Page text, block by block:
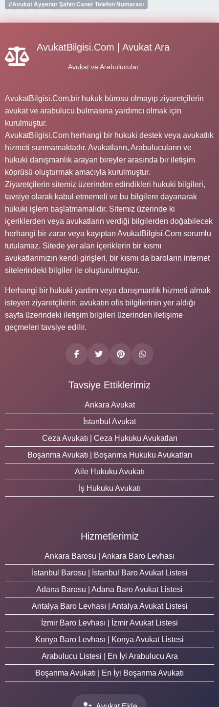
#Avukat Ayşenur Şahin Caner Telefon Numarası
AvukatBilgisi.Com | Avukat Ara
Avukat ve Arabulucular
AvukatBilgisi.Com,bir hukuk bürosu olmayıp ziyaretçilerin
avukat ve arabulucu bulmasına yardımcı olmak için
kurulmuştur.
AvukatBilgisi.Com herhangi bir hukuki destek veya avukatlık
hizmeti sunmamaktadır. Avukatların, Arabulucuların ve
hukuki danışmanlık arayan bireyler arasında bir iletişim
köprüsü oluşturmak amacıyla kurulmuştur.
Ziyaretçilerin sitemiz üzerinden edindikleri hukuki bilgileri,
tavsiye olarak kabul etmemeli ve bu bilgilere dayanarak
hukuki işlem başlatmamalıdır. Sitemiz üzerinde ki
içeriklerden veya avukatların verdiği bilgilerden doğabilecek
herhangi bir zarar veya kayıptan AvukatBilgisi.Com sorumlu
tutulamaz. Sitede yer alan içeriklerin bir kısmı
avukatlarımızın kendi girişleri, bir kısmı da baroların internet
sitelerindeki bilgiler ile oluşturulmuştur.
Herhangi bir hukuki yardım veya danışmanlık hizmeti almak
isteyen ziyaretçilerin, avukatın ofis bilgilerinin yer aldığı
sayfa üzerindeki iletişim bilgileri üzerinden iletişime
geçmeleri tavsiye edilir.
Tavsiye Ettiklerimiz
Ankara Avukat
İstanbul Avukat
Ceza Avukatı | Ceza Hukuku Avukatları
Boşanma Avukatı | Boşanma Hukuku Avukatları
Aile Hukuku Avukatı
İş Hukuku Avukatı
Hizmetlerimiz
Ankara Barosu | Ankara Baro Levhası
İstanbul Barosu | İstanbul Baro Avukat Listesi
Adana Barosu | Adana Baro Avukat Listesi
Antalya Baro Levhası | Antalya Avukat Listesi
İzmir Baro Levhası | İzmir Avukat Listesi
Konya Baro Levhası | Konya Avukat Listesi
Arabulucu Listesi | En İyi Arabulucu Ara
Boşanma Avukatı | En İyi Boşanma Avukatı